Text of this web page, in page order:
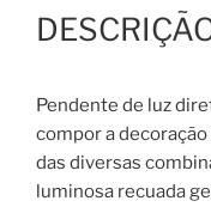
Pendente de luz
compor a
das diversas
luminosa recuada